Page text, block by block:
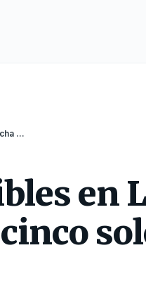
Precios de combustibles en Lima registran brecha de cinco soles por galón
en